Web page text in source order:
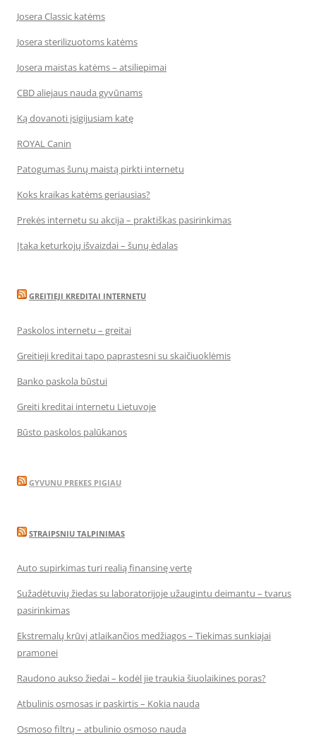
Josera Classic katėms
Josera sterilizuotoms katėms
Josera maistas katėms – atsiliepimai
CBD aliejaus nauda gyvūnams
Ką dovanoti įsigijusiam katę
ROYAL Canin
Patogumas šunų maistą pirkti internetu
Koks kraikas katėms geriausias?
Prekės internetu su akcija – praktiškas pasirinkimas
Įtaka keturkojų išvaizdai – šunų ėdalas
GREITIEJI KREDITAI INTERNETU
Paskolos internetu – greitai
Greitieji kreditai tapo paprastesni su skaičiuoklėmis
Banko paskola būstui
Greiti kreditai internetu Lietuvoje
Būsto paskolos palūkanos
GYVUNU PREKES PIGIAU
STRAIPSNIU TALPINIMAS
Auto supirkimas turi realią finansinę vertę
Sužadėtuvių žiedas su laboratorijoje užaugintu deimantu – tvarus
pasirinkimas
Ekstremalų krūvį atlaikančios medžiagos – Tiekimas sunkiajai
pramonei
Raudono aukso žiedai – kodėl jie traukia šiuolaikines poras?
Atbulinis osmosas ir paskirtis – Kokia nauda
Osmoso filtrų – atbulinio osmoso nauda